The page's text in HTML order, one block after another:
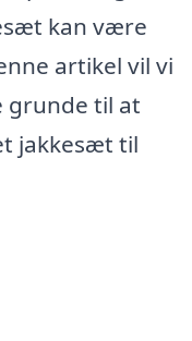
kan være
artikel vil vi
grunde til at
jakkesæt til